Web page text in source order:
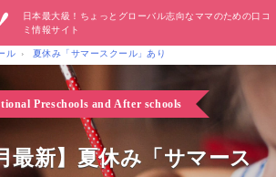
日本最大級！ちょっとグローバル志向なママのための口コ
ミ情報サイト
ル 夏休み「サマースクール」あり
Preschools and After schools
最新】夏休み「サマース